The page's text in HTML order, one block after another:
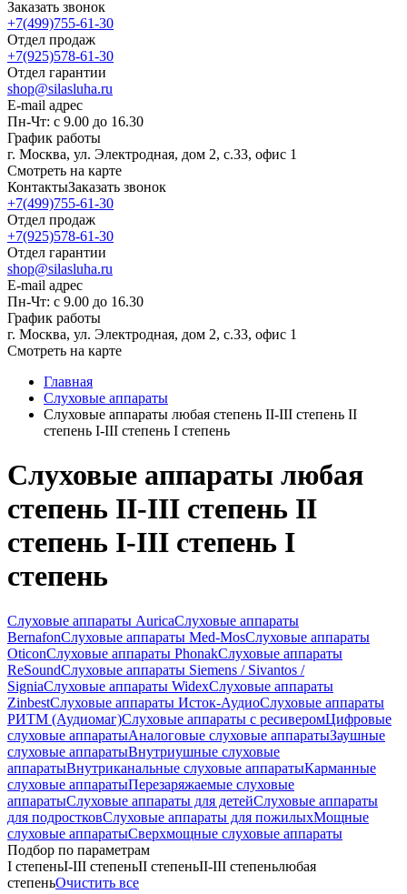
Заказать звонок
+7(499)755-61-30
Отдел продаж
+7(925)578-61-30
Отдел гарантии
shop@silasluha.ru
E-mail адрес
Пн-Чт: с 9.00 до 16.30
График работы
г. Москва, ул. Электродная, дом 2, с.33, офис 1
Смотреть на карте
КонтактыЗаказать звонок
+7(499)755-61-30
Отдел продаж
+7(925)578-61-30
Отдел гарантии
shop@silasluha.ru
E-mail адрес
Пн-Чт: с 9.00 до 16.30
График работы
г. Москва, ул. Электродная, дом 2, с.33, офис 1
Смотреть на карте
Главная
Слуховые аппараты
Слуховые аппараты любая степень II-III степень II
степень I-III степень I степень
Слуховые аппараты любая
степень II-III степень II
степень I-III степень I
степень
Слуховые аппараты AuricaСлуховые аппараты
BernafonСлуховые аппараты Med-MosСлуховые аппараты
OticonСлуховые аппараты PhonakСлуховые аппараты
ReSoundСлуховые аппараты Siemens / Sivantos /
SigniaСлуховые аппараты WidexСлуховые аппараты
ZinbestСлуховые аппараты Исток-АудиоСлуховые аппараты
РИТМ (Аудиомаг)Слуховые аппараты с ресиверомЦифровые
слуховые аппаратыАналоговые слуховые аппаратыЗаушные
слуховые аппаратыВнутриушные слуховые
аппаратыВнутриканальные слуховые аппаратыКарманные
слуховые аппаратыПерезаряжаемые слуховые
аппаратыСлуховые аппараты для детейСлуховые аппараты
для подростковСлуховые аппараты для пожилыхМощные
слуховые аппаратыСверхмощные слуховые аппараты
Подбор по параметрам
I степеньI-III степеньII степеньII-III степеньлюбая
степеньОчистить все